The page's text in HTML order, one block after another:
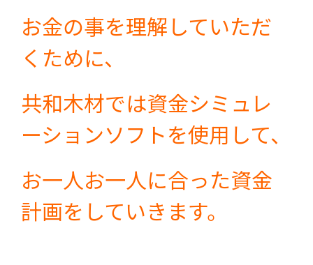
お金の事を理解していただ
くために、
共和木材では資金シミュレ
ーションソフトを使用して、
お一人お一人に合った資金
計画をしていきます。